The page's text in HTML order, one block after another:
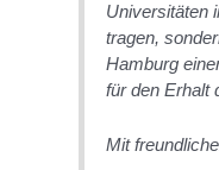
Universitäten
tragen,
Hamburg
für den Erhalt
Mit